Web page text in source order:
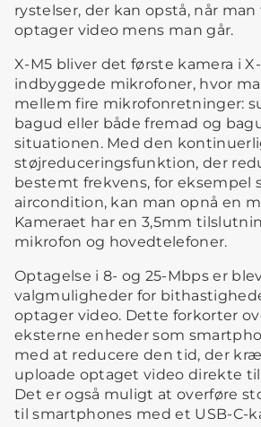
rystelser, der kan opstå, når
optager video mens man går.
X-M5 bliver det første kamera i
indbyggede mikrofoner, hvor
mellem fire mikrofonretninger:
bagud eller både fremad og
situationen. Med den
støjreduceringsfunktion, der
bestemt frekvens, for eksempel
aircondition, kan man opnå en
Kameraet har en 3,5mm
mikrofon og hovedtelefoner.
Optagelse i 8- og 25-Mbps er
valgmuligheder for
optager video. Dette forkorter
eksterne enheder som
med at reducere den tid, der
uploade optaget video direkte
Det er også muligt at overføre
til smartphones med et USB-C-